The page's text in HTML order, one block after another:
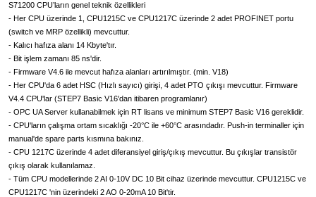
S71200 CPU’ların genel teknik özellikleri
- Her CPU üzerinde 1, CPU1215C ve CPU1217C üzerinde 2 adet PROFINET portu
(switch ve MRP özellikli) mevcuttur.
- Kalıcı hafıza alanı 14 Kbyte'tır.
- Bit işlem zamanı 85 ns'dir.
- Firmware V4.6 ile mevcut hafıza alanları artırılmıştır. (min. V18)
- Her CPU'da 6 adet HSC (Hızlı sayıcı) girişi, 4 adet PTO çıkışı mevcuttur. Firmware
V4.4 CPU'lar (STEP7 Basic V16'dan itibaren programlanır)
- OPC UA Server kullanabilmek için RT lisans ve minimum STEP7 Basic V16 gereklidir.
- CPU'ların çalışma ortam sıcaklığı -20°C ile +60°C arasındadır. Push-in terminaller için
manual'de spare parts kısmına bakınız.
- CPU 1217C üzerinde 4 adet diferansiyel giriş/çıkış mevcuttur. Bu çıkışlar transistör
çıkış olarak kullanılamaz.
- Tüm CPU modellerinde 2 AI 0-10V DC 10 Bit cihaz üzerinde mevcuttur. CPU1215C ve
CPU1217C 'nin üzerindeki 2 AO 0-20mA 10 Bit'tir.